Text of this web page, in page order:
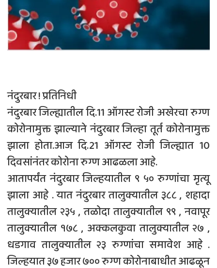
नंदुरबार ! प्रतिनिधी
नंदुरबार जिल्ह्यातील दि.11 ऑगस्ट रोजी अखेरचा रुग्ण
कोरोनामुक्त झाल्याने नंदुरबार जिल्हा तूर्त कोरोनामुक्त
झाला होता.आज दि.21 ऑगस्ट रोजी जिल्ह्यात 10
दिवसांनंतर कोरोना रुग्ण आढळला आहे.
आतापर्यंत नंदुरबार जिल्हयातील ९ ५० रुग्णांचा मृत्यू
झाला आहे . यात नंदुरबार तालुक्यातील ३८८ , शहादा
तालुक्यातील २३५ , तळोदा तालुक्यातील ९९ , नवापूर
तालुक्यातील १७८ , अक्कलकुवा तालुक्यातील २७ ,
धडगाव तालुक्यातील २३ रुग्णांचा समावेश आहे .
जिल्हयात ३७ हजार ७०० रुग्ण कोरोनाबाधीत आढळून